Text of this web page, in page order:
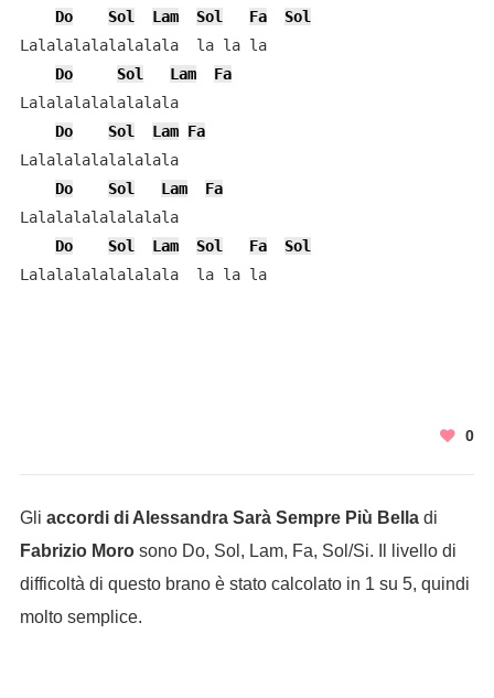
Do
Sol Lam Sol Fa
Sol
Lalalalalalalalala  la la la
Do
Sol Lam
Fa
Lalalalalalalalala
Do
Sol Lam Fa
Lalalalalalalalala
Do
Sol Lam
Fa
Lalalalalalalalala
Do
Sol Lam Sol Fa
Sol
Lalalalalalalalala  la la la
0
Gli accordi di Alessandra Sarà Sempre Più Belladi
Fabrizio Morosono Do, Sol, Lam, Fa, Sol/Si. Il livello di
difficoltà di questo brano è stato calcolato in 1 su 5, quindi
molto semplice.